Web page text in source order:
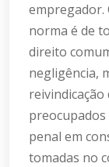
empregador.
norma é de
direito
negligência,
penal em
tomadas no